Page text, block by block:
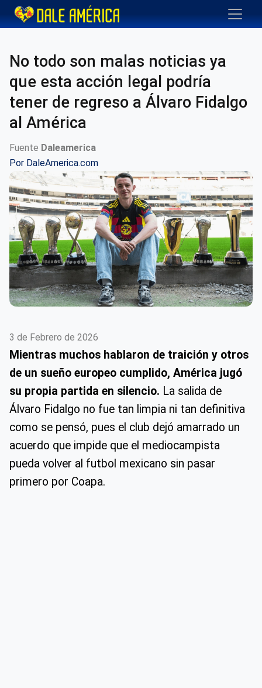
No todo son malas noticias ya
que esta acción legal podría
tener de regreso a Álvaro Fidalgo
al América
Fuente Daleamerica
Por DaleAmerica.com
3 de Febrero de 2026
Mientras muchos hablaron de traición y otros
de un sueño europeo cumplido, América jugó
su propia partida en silencio. La salida de
Álvaro Fidalgo no fue tan limpia ni tan definitiva
como se pensó, pues el club dejó amarrado un
acuerdo que impide que el mediocampista
pueda volver al futbol mexicano sin pasar
primero por Coapa.